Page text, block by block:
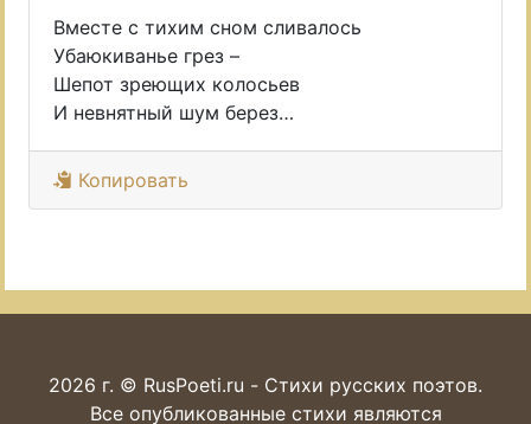
Вместе с тихим сном сливалось
Убаюкиванье грез –
Шепот зреющих колосьев
И невнятный шум берез…
Копировать
2026 г. © RusPoeti.ru - Стихи русских поэтов.
Все опубликованные стихи являются